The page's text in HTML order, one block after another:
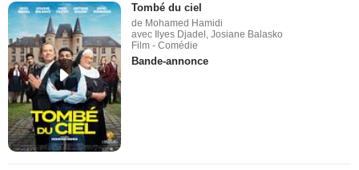
Tombé du ciel
de Mohamed Hamidi
avec Ilyes Djadel, Josiane Balasko
Film - Comédie
Bande-annonce